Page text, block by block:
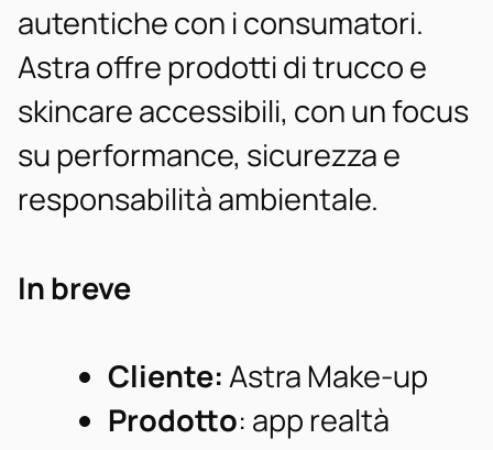
autentiche con i consumatori.
Astra offre prodotti di trucco e
skincare accessibili, con un focus
su performance, sicurezza e
responsabilità ambientale.
In breve
Cliente:Astra Make-up
Prodotto: app realtà